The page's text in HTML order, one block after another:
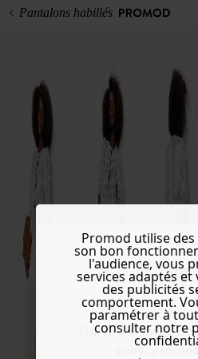
Do you want to be
Pantalons habillés
Promod utilise
son bon
l'audience, vous
services adaptés et
des publicités
comportement.
paramétrer à
consulter notre